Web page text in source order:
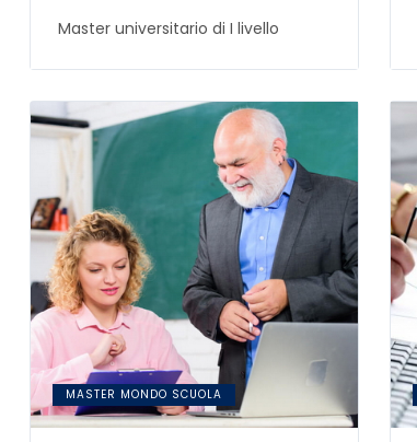
Master universitario di I livello
MASTER MONDO SCUOLA